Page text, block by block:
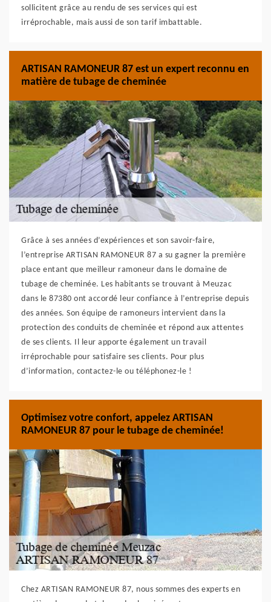
sollicitent grâce au rendu de ses services qui est
irréprochable, mais aussi de son tarif imbattable.
ARTISAN RAMONEUR 87 est un expert reconnu en
matière de tubage de cheminée
Grâce à ses années d’expériences et son savoir-faire,
l’entreprise ARTISAN RAMONEUR 87 a su gagner la première
place entant que meilleur ramoneur dans le domaine de
tubage de cheminée. Les habitants se trouvant à Meuzac
dans le 87380 ont accordé leur confiance à l’entreprise depuis
des années. Son équipe de ramoneurs intervient dans la
protection des conduits de cheminée et répond aux attentes
de ses clients. Il leur apporte également un travail
irréprochable pour satisfaire ses clients. Pour plus
d’information, contactez-le ou téléphonez-le !
Optimisez votre confort, appelez ARTISAN
RAMONEUR 87 pour le tubage de cheminée!
Chez ARTISAN RAMONEUR 87, nous sommes des experts en